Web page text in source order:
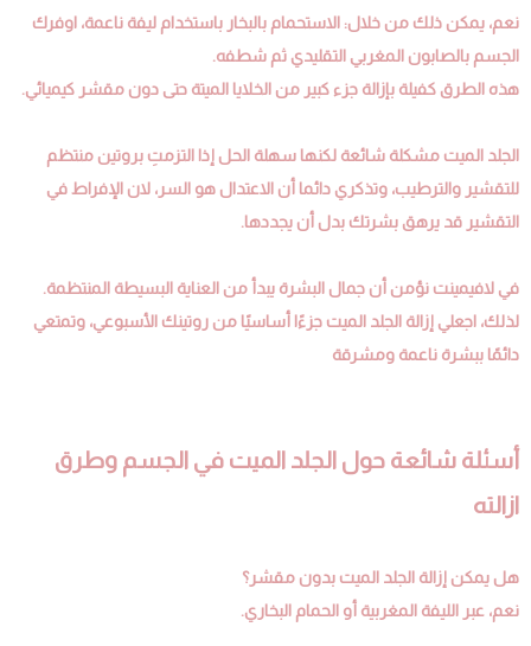
نعم، يمكن ذلك من خلال: الاستحمام بالبخار باستخدام ليفة ناعمة، اوفرك
الجسم بالصابون المغربي التقليدي ثم شطفه.
هذه الطرق كفيلة بإزالة جزء كبير من الخلايا الميتة حتى دون مقشر كيميائي.
الجلد الميت مشكلة شائعة لكنها سهلة الحل إذا التزمتِ بروتين منتظم
للتقشير والترطيب، وتذكري دائما أن الاعتدال هو السر، لان الإفراط في
التقشير قد يرهق بشرتك بدل أن يجددها.
في لافيمينت نؤمن أن جمال البشرة يبدأ من العناية البسيطة المنتظمة.
لذلك، اجعلي إزالة الجلد الميت جزءًا أساسيًا من روتينك الأسبوعي، وتمتعي
دائمًا ببشرة ناعمة ومشرقة
أسئلة شائعة حول الجلد الميت في الجسم وطرق
ازالته
هل يمكن إزالة الجلد الميت بدون مقشر؟
نعم، عبر الليفة المغربية أو الحمام البخاري.